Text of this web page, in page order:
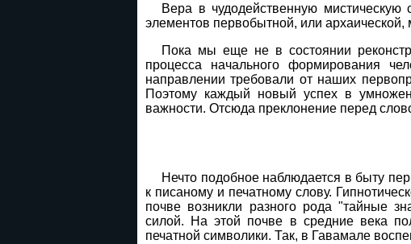
Вера в чудодейственную
элементов первобытной, или архаической,
Пока мы еще не в состоянии
процесса начального формирования
направлении требовали от наших
Поэтому каждый новый успех в
важности. Отсюда преклонение перед
Нечто подобное наблюдается в быту
к писаному и печатному слову.
почве возникли разного рода "тайные
силой. На этой почве в средние века
печатной символики. Так, в Гавамале